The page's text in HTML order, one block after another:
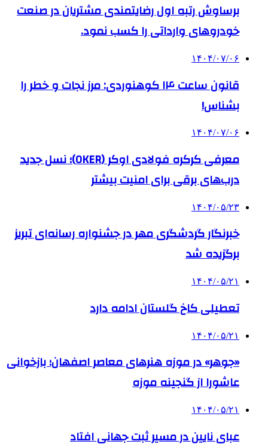
برساوش رتبه اول رضایتمندی مشتریان در صنعت
خودروهای وارداتی را کسب نمود.
۱۴۰۴/۰۷/۰۶
قانون ساعت ۱۴ کوهنوردی: مرز نجات و خطر را
بشناس!
۱۴۰۴/۰۷/۰۶
معرفی کرکره فولادی اوکر (OKER)؛ نسل جدید
درب‌های برقی برای امنیت بیشتر
۱۴۰۴/۰۵/۲۳
خبرنگار گردشگری مهر در جشنواره رسانه‌ای تبریز
برگزیده شد
۱۴۰۴/۰۵/۲۱
تعطیلی کاخ گلستان ادامه دارد
۱۴۰۴/۰۵/۲۱
«جوهر» در موزه هنرهای معاصر اصفهان؛ بازخوانی
عاشورا از گنجینه موزه
۱۴۰۴/۰۵/۲۱
عبای نایین در مسیر ثبت جهانی افتاد